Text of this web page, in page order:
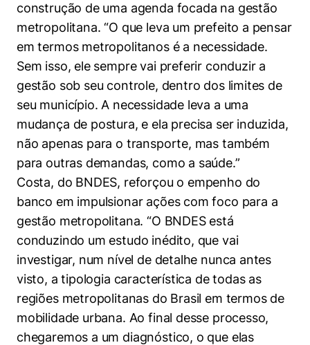
construção de uma agenda focada na gestão
metropolitana. “O que leva um prefeito a pensar
em termos metropolitanos é a necessidade.
Sem isso, ele sempre vai preferir conduzir a
gestão sob seu controle, dentro dos limites de
seu município. A necessidade leva a uma
mudança de postura, e ela precisa ser induzida,
não apenas para o transporte, mas também
para outras demandas, como a saúde.”
Costa, do BNDES, reforçou o empenho do
banco em impulsionar ações com foco para a
gestão metropolitana. “O BNDES está
conduzindo um estudo inédito, que vai
investigar, num nível de detalhe nunca antes
visto, a tipologia característica de todas as
regiões metropolitanas do Brasil em termos de
mobilidade urbana. Ao final desse processo,
chegaremos a um diagnóstico, o que elas